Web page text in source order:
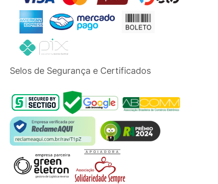
Selos de Segurança e Certificados